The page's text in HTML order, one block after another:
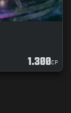
1.300CP